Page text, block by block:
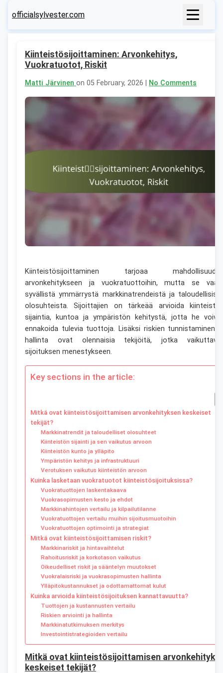
officialsylvester.com
Kiinteistösijoittaminen: Arvonkehitys,
Vuokratuotot, Riskit
Matti Järvinen on 05 February, 2026 | No Comments
Kiinteistösijoittaminen tarjoaa
arvonkehitykseen ja vuokratuottoihin, mutta se
syvällistä ymmärrystä markkinatrendeistä ja
olosuhteista. Sijoittajien on tärkeää arvioida
sijaintia, kuntoa ja ympäristön kehitystä, jotta he
ennakoida tulevia tuottoja. Lisäksi riskien tunnistaminen
hallinta ovat olennaisia tekijöitä, jotka
sijoituksen menestykseen.
Key sections in the article:
Mitkä ovat kiinteistösijoittamisen arvonkehityksen keskeiset
tekijät?
Markkinatrendit ja taloudelliset olosuhteet
Kiinteistön sijainti ja sen vaikutus arvoon
Kiinteistön kunto ja ylläpito
Ympäristön kehitys ja infrastruktuuri
Verotuksen vaikutus kiinteistön arvoon
Kuinka lasketaan vuokratuotot kiinteistösijoituksissa?
Vuokratuottojen laskentakaava
Vuokrasopimusten kesto ja ehdot
Markkinahintojen vertailu ja kilpailutilanne
Vuokratuottojen vertailu muihin sijoitusmuotoihin
Vuokratuottojen optimointi ja strategiat
Mitkä ovat kiinteistösijoittamisen riskit?
Markkinariskit ja hintavaihtelut
Rahoitusriskit ja korkotason vaikutus
Oikeudelliset riskit ja sääntelyn muutokset
Vuokralaisriski ja vuokrasopimusten hallinta
Ylläpitokustannukset ja odottamattomat kulut
Kuinka arvioida kiinteistösijoituksen kannattavuutta?
Tuottojen ja kustannusten vertailu
Riskien arviointi ja hallinta
Markkinatutkimuksen merkitys
Investointistrategioiden vertailu
Mitkä ovat kiinteistösijoittamisen
keskeiset tekijät?